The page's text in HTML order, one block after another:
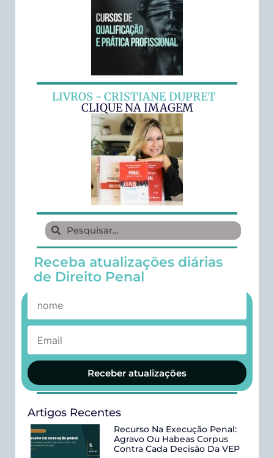
LIVROS - CRISTIANE DUPRET
CLIQUE NA IMAGEM
Receba atualizações diárias
de Direito Penal
Receber atualizações
Artigos Recentes
Recurso Na Execução Penal:
Agravo Ou Habeas Corpus
Contra Cada Decisão Da VEP